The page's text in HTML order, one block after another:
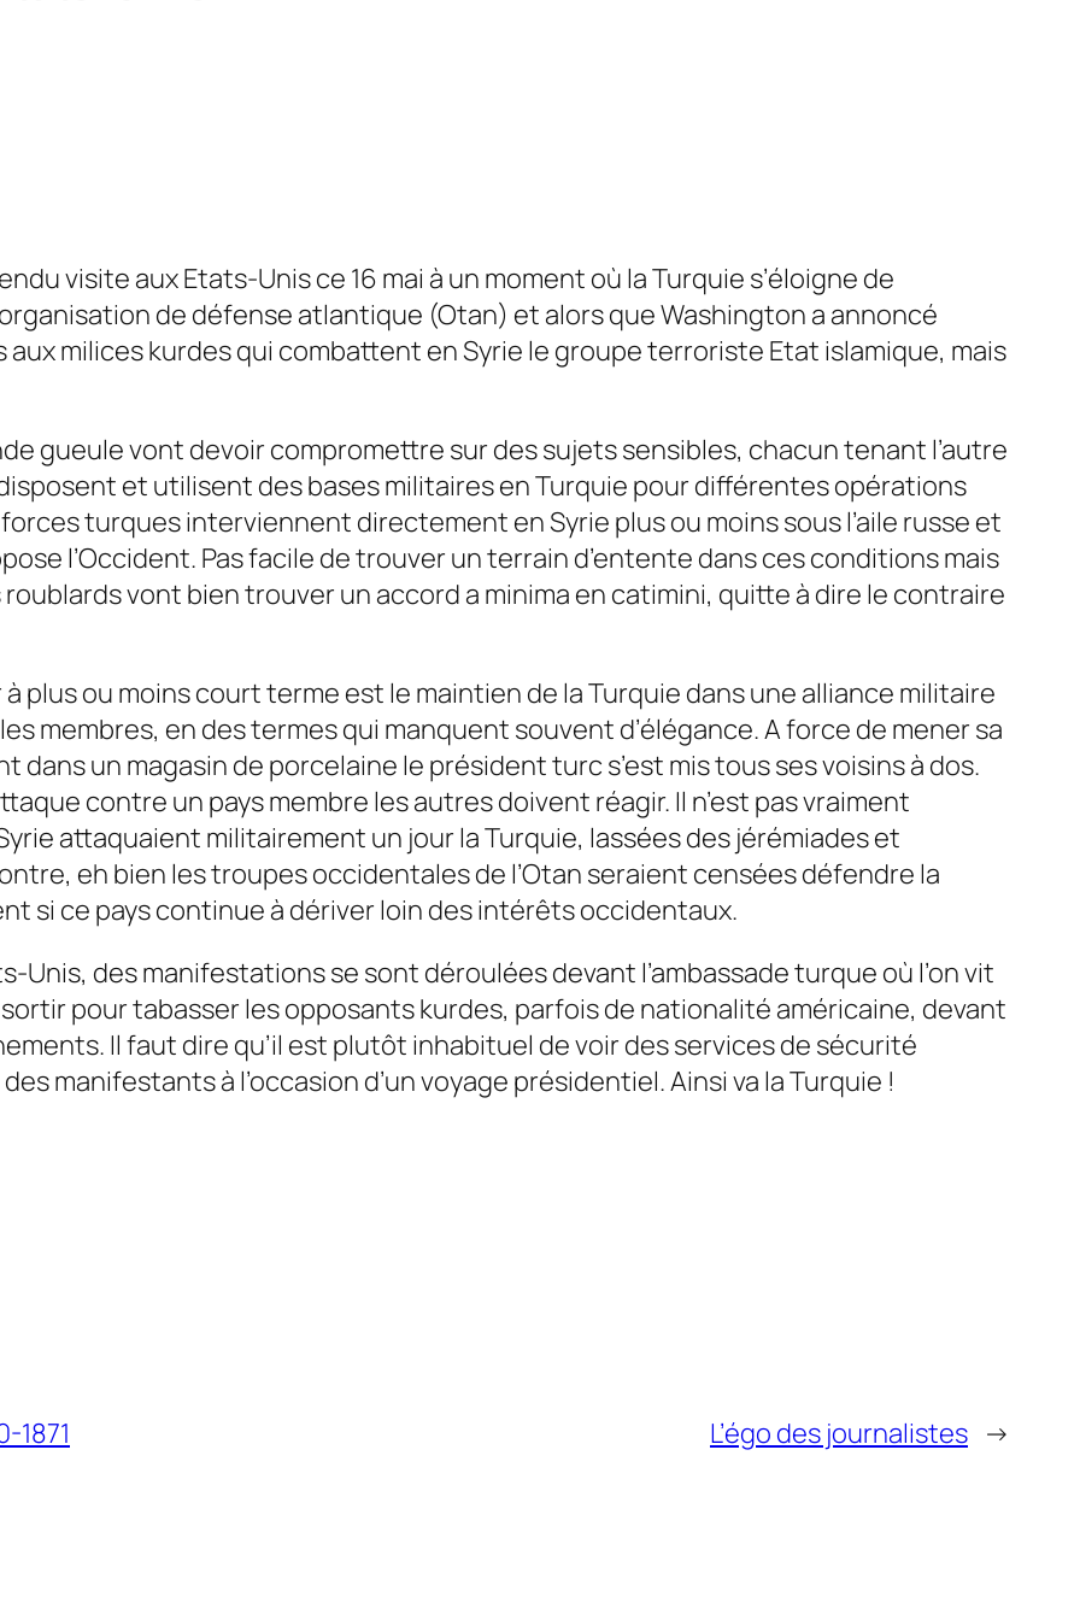
visite aux Etats-Unis ce 16 mai à un moment où la Turquie s’éloigne de
de défense atlantique (Otan) et alors que Washington a annoncé
aux milices kurdes qui combattent en Syrie le groupe terroriste Etat islamique, mais
gueule vont devoir compromettre sur des sujets sensibles, chacun tenant l’autre
et utilisent des bases militaires en Turquie pour différentes opérations
turques interviennent directement en Syrie plus ou moins sous l’aile russe et
l’Occident. Pas facile de trouver un terrain d’entente dans ces conditions mais
vont bien trouver un accord a minima en catimini, quitte à dire le contraire
plus ou moins court terme est le maintien de la Turquie dans une alliance militaire
membres, en des termes qui manquent souvent d’élégance. A force de mener sa
dans un magasin de porcelaine le président turc s’est mis tous ses voisins à dos.
contre un pays membre les autres doivent réagir. Il n’est pas vraiment
attaquaient militairement un jour la Turquie, lassées des jérémiades et
eh bien les troupes occidentales de l’Otan seraient censées défendre la
si ce pays continue à dériver loin des intérêts occidentaux.
des manifestations se sont déroulées devant l’ambassade turque où l’on vit
pour tabasser les opposants kurdes, parfois de nationalité américaine, devant
Il faut dire qu’il est plutôt inhabituel de voir des services de sécurité
manifestants à l’occasion d’un voyage présidentiel. Ainsi va la Turquie !
1871 L’égo des journalistes →